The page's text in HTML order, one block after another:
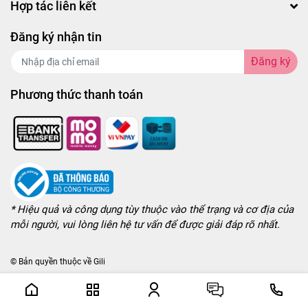
Hợp tác liên kết
Đăng ký nhận tin
Đăng ký
Phương thức thanh toán
* Hiệu quả và công dụng tùy thuộc vào thể trạng và cơ địa của
mỗi người, vui lòng liên hệ tư vấn để được giải đáp rõ nhất.
© Bản quyền thuộc về Gili